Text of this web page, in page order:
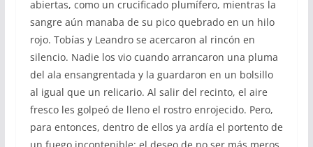
abiertas, como un crucificado plumífero, mientras la
sangre aún manaba de su pico quebrado en un hilo
rojo. Tobías y Leandro se acercaron al rincón en
silencio. Nadie los vio cuando arrancaron una pluma
del ala ensangrentada y la guardaron en un bolsillo
al igual que un relicario. Al salir del recinto, el aire
fresco les golpeó de lleno el rostro enrojecido. Pero,
para entonces, dentro de ellos ya ardía el portento de